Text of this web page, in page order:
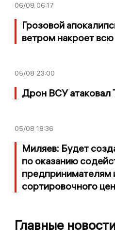
06/08 06:17
Грозовой
ветром накроет
05/08 23:00
Дрон ВСУ атаковал
05/08 18:36
Миляев: Будет
по оказанию
предпринимателям
сортировочного
Главные